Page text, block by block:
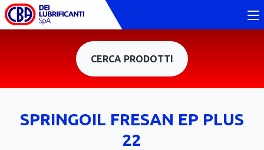
CERCA PRODOTTI
SPRINGOIL FRESAN EP PLUS
22